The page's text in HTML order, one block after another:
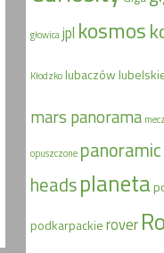
głowica jpl kosmos
Kłodzko lubaczów
mars panorama mecz
opuszczone panoramic
headsplaneta
podkarpackie rover